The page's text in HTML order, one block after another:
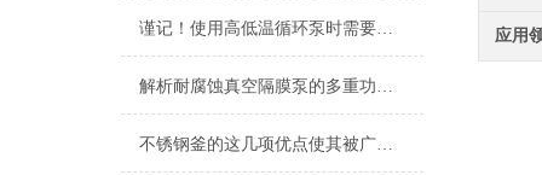
谨记！使用高低温循环泵时需要注意这些
解析耐腐蚀真空隔膜泵的多重功能与特点
不锈钢釜的这几项优点使其被广泛应用
应用